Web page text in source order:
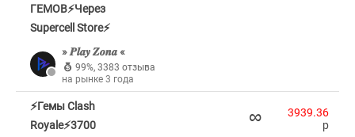
ГЕМОВ⚡Через
Supercell Store⚡
» 𝑷𝒍𝒂𝒚 𝒁𝒐𝒏𝒂 «
99%, 3383 отзыва
на рынке 3 года
⚡Гемы Clash
Royale⚡3700
∞
3939.36
p